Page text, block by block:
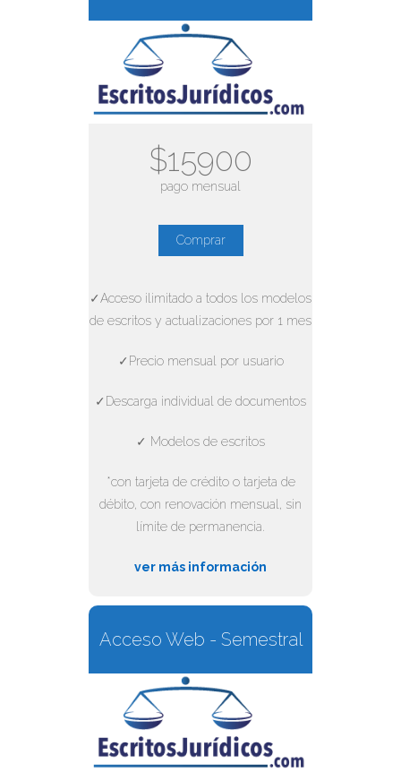
$15900
pago mensual
Comprar
✓Acceso ilimitado a todos los modelos
de escritos y actualizaciones por 1 mes
✓Precio mensual por usuario
✓Descarga individual de documentos
✓ Modelos de escritos
*con tarjeta de crédito o tarjeta de
débito, con renovación mensual, sin
límite de permanencia.
ver más información
Acceso Web - Semestral